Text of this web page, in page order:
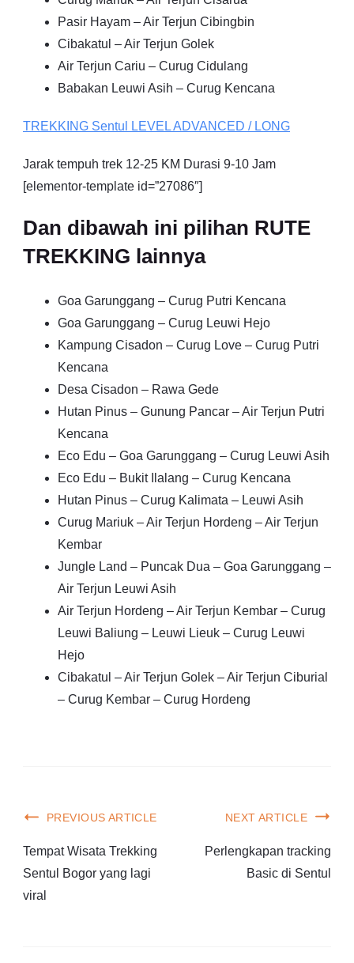
Pasir Hayam – Air Terjun Cibingbin
Cibakatul – Air Terjun Golek
Air Terjun Cariu – Curug Cidulang
Babakan Leuwi Asih – Curug Kencana
TREKKING Sentul LEVEL ADVANCED / LONG
Jarak tempuh trek 12-25 KM Durasi 9-10 Jam
[elementor-template id=”27086″]
Dan dibawah ini pilihan RUTE
TREKKING lainnya
Goa Garunggang – Curug Putri Kencana
Goa Garunggang – Curug Leuwi Hejo
Kampung Cisadon – Curug Love – Curug Putri
Kencana
Desa Cisadon – Rawa Gede
Hutan Pinus – Gunung Pancar – Air Terjun Putri
Kencana
Eco Edu – Goa Garunggang – Curug Leuwi Asih
Eco Edu – Bukit Ilalang – Curug Kencana
Hutan Pinus – Curug Kalimata – Leuwi Asih
Curug Mariuk – Air Terjun Hordeng – Air Terjun
Kembar
Jungle Land – Puncak Dua – Goa Garunggang –
Air Terjun Leuwi Asih
Air Terjun Hordeng – Air Terjun Kembar – Curug
Leuwi Baliung – Leuwi Lieuk – Curug Leuwi
Hejo
Cibakatul – Air Terjun Golek – Air Terjun Ciburial
– Curug Kembar – Curug Hordeng
PREVIOUS ARTICLE
Tempat Wisata Trekking
Sentul Bogor yang lagi
viral
NEXT ARTICLE
Perlengkapan tracking
Basic di Sentul